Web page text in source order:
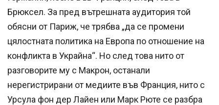
Брюксел. За пред вътрешната аудитория той
обясни от Париж, че трябва „да се промени
цялостната политика на Европа по отношение на
конфликта в Украйна“. Но след това нито от
разговорите му с Макрон, останали
нерегистрирани от медиите във Франция, нито с
Урсула фон дер Лайен или Марк Рюте се разбра